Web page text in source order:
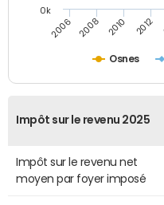
Osnes
2006 2008 2010 2012
0k
Impôt sur le revenu 2025
Impôt sur le revenu net
moyen par foyer imposé